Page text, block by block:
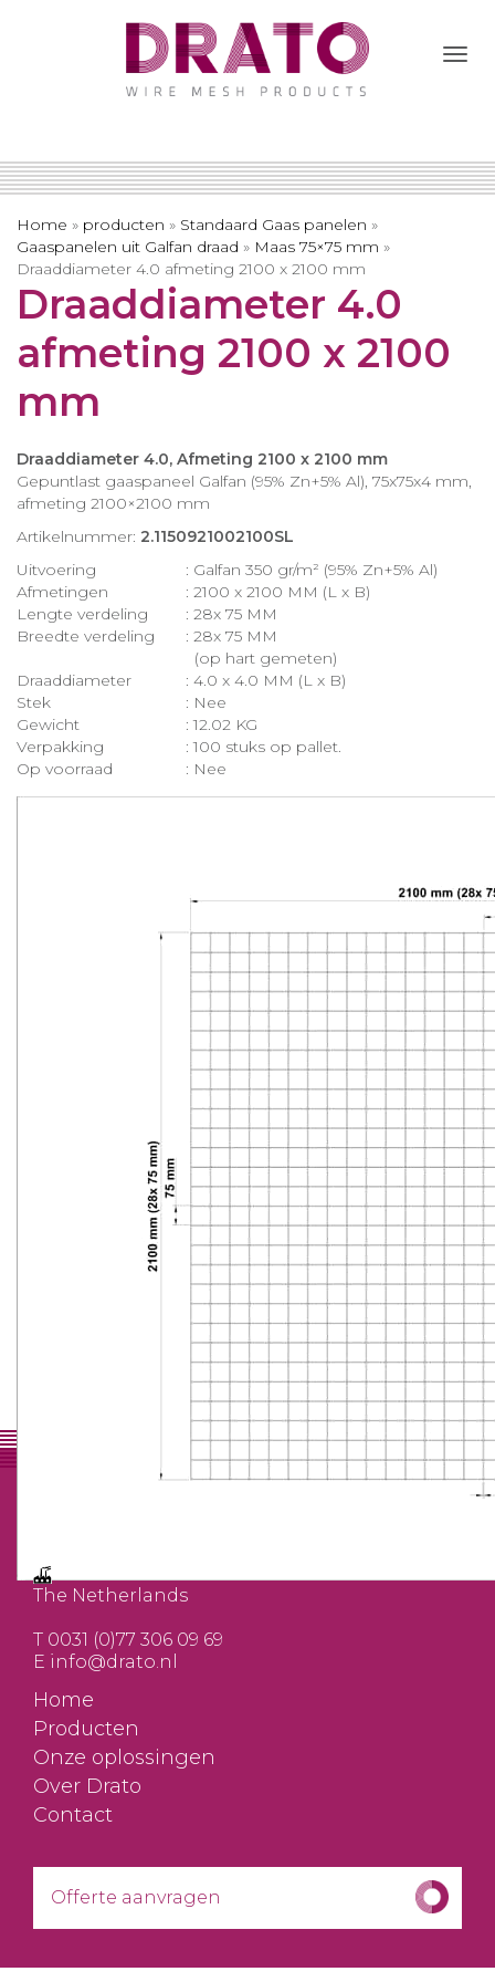
Home » producten » Standaard Gaas panelen »
Gaaspanelen uit Galfan draad » Maas 75×75 mm »
Draaddiameter 4.0 afmeting 2100 x 2100 mm
Draaddiameter 4.0
afmeting 2100 x 2100
mm
Draaddiameter 4.0, Afmeting 2100 x 2100 mm
Gepuntlast gaaspaneel Galfan (95% Zn+5% Al), 75x75x4 mm,
afmeting 2100×2100 mm
Artikelnummer: 2.1150921002100SL
Uitvoering
: Galfan 350 gr/m² (95% Zn+5% Al)
Afmetingen
: 2100 x 2100 MM (L x B)
Lengte verdeling
: 28x 75 MM
Breedte verdeling
: 28x 75 MM
(op hart gemeten)
Draaddiameter
: 4.0 x 4.0 MM (L x B)
Stek
: Nee
Gewicht
: 12.02 KG
Verpakking
: 100 stuks op pallet.
Op voorraad
: Nee
Waarom Drato
Een professionele partner
Persoonlijk contact
Snelle en flexibele aanpak
Kwaliteit
Heel veel mogelijkheden
The Netherlands
T 0031 (0)77 306 09 69
E info@drato.nl
Home
Producten
Onze oplossingen
Over Drato
Contact
Offerte aanvragen